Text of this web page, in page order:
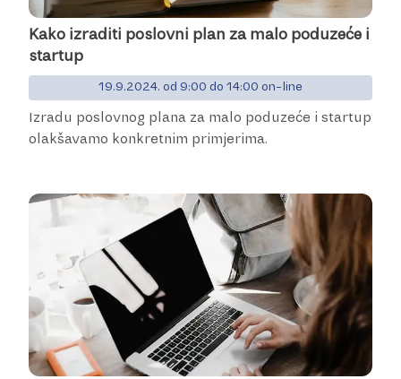
Kako izraditi poslovni plan za malo poduzeće i
startup
19.9.2024. od 9:00 do 14:00 on-line
Izradu poslovnog plana za malo poduzeće i startup
olakšavamo konkretnim primjerima.